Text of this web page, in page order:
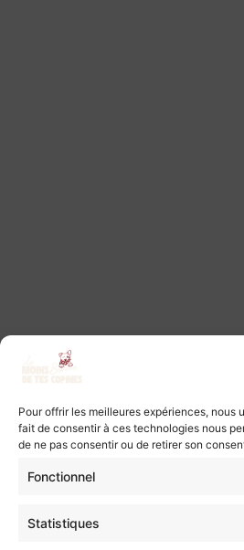
Pour offrir les meilleures expériences,
fait de consentir à ces technologies nous
de ne pas consentir ou de retirer son
Fonctionnel
Statistiques